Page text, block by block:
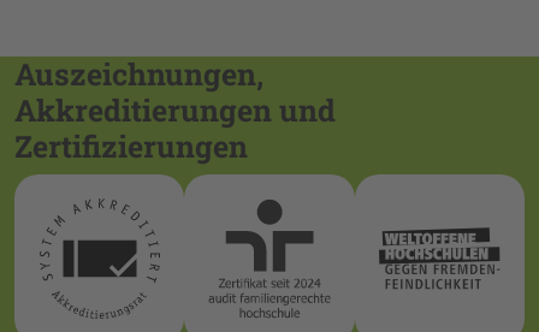
Auszeichnungen,
Akkreditierungen und
Zertifizierungen